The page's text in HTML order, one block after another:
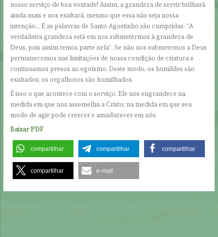
nosso serviço de boa vontade! Assim, a grandeza de servir brilhará
ainda mais e nos exaltará, mesmo que essa não seja nossa
intenção… E as palavras de Santo Agostinho são cumpridas: “A
verdadeira grandeza está em nos submetermos à grandeza de
Deus, pois assim temos parte nela”. Se não nos submetemos a Deus
permanecemos nas limitações de nossa condição de criatura e
continuamos presos ao egoísmo. Deste modo, os humildes são
exaltados; os orgulhosos são humilhados.
É isso o que acontece com o serviço. Ele nos engrandece na
medida em que nos assemelha a Cristo; na medida em que seu
modo de agir pode crescer e amadurecer em nós.
Baixar PDF
compartilhar compartilhar compartilhar
compartilhar e-mail